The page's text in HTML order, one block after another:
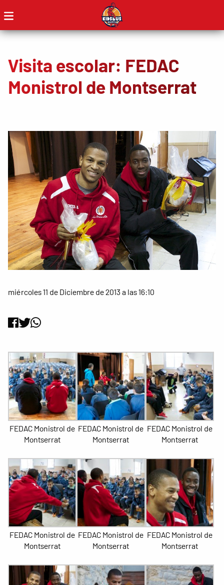
Visita escolar: FEDAC
Monistrol de Montserrat
miércoles 11 de Diciembre de 2013 a las 16:10
FEDAC Monistrol de
Montserrat
FEDAC Monistrol de
Montserrat
FEDAC Monistrol de
Montserrat
FEDAC Monistrol de
Montserrat
FEDAC Monistrol de
Montserrat
FEDAC Monistrol de
Montserrat